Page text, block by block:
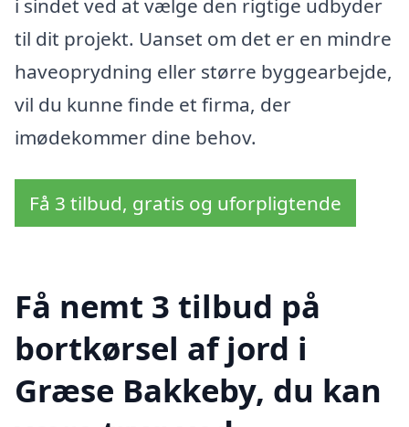
i sindet ved at vælge den rigtige udbyder
til dit projekt. Uanset om det er en mindre
haveoprydning eller større byggearbejde,
vil du kunne finde et firma, der
imødekommer dine behov.
Få 3 tilbud, gratis og uforpligtende
Få nemt 3 tilbud på
bortkørsel af jord i
Græse Bakkeby, du kan